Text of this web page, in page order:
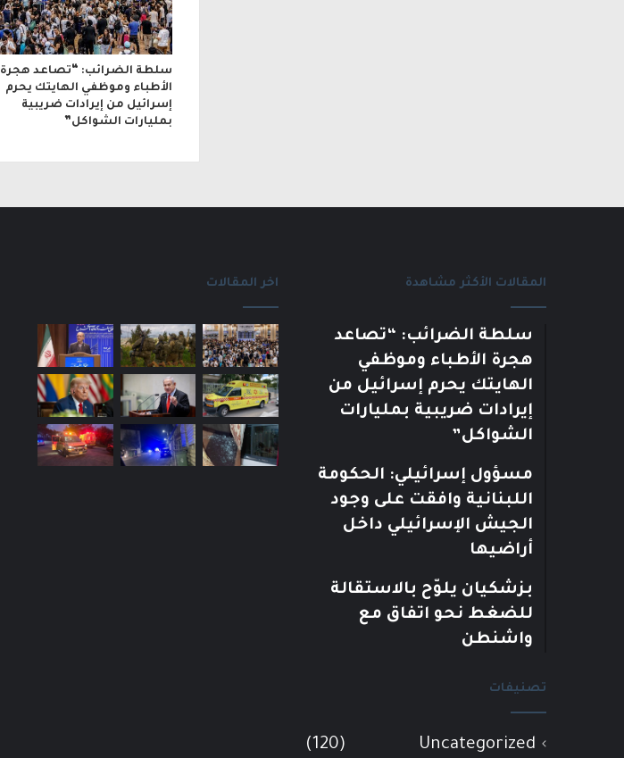
سلطة الضرائب: “تصاعد هجرة
الأطباء وموظفي الهايتك يحرم
إسرائيل من إيرادات ضريبية
بمليارات الشواكل”
المقالات الأكثر مشاهدة
سلطة الضرائب: “تصاعد
هجرة الأطباء وموظفي
الهايتك يحرم إسرائيل من
إيرادات ضريبية بمليارات
الشواكل”
مسؤول إسرائيلي: الحكومة
اللبنانية وافقت على وجود
الجيش الإسرائيلي داخل
أراضيها
بزشكيان يلوّح بالاستقالة
للضغط نحو اتفاق مع
واشنطن
تصنيفات
Uncategorized
(120)
اخر المقالات